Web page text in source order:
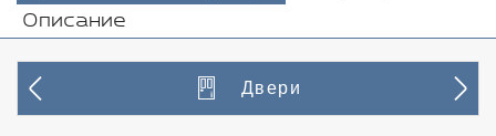
Описание
Двери